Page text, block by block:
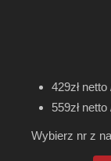
429zł
559zł
Wybierz nr z